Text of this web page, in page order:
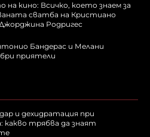
на кино: Всичко, което знаем за
сватба на Кристиано
Родригес
Бандерас и Мелани
приятели
и дехидратация при
какво трябва да знаят